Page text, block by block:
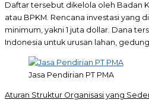
Daftar tersebut dikelola oleh Badan
atau BPKM. Rencana investasi yang
minimum, yakni 1 juta dollar. Dana
Indonesia untuk urusan lahan,
Jasa Pendirian PT PMA
Aturan Struktur Organisasi yang